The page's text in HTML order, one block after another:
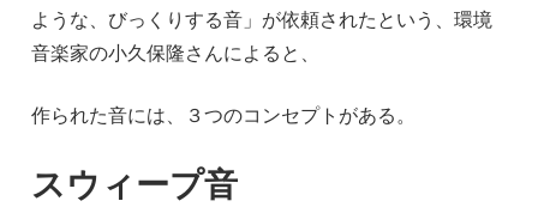
ような、びっくりする音」が依頼されたという、環境
音楽家の小久保隆さんによると、
作られた音には、３つのコンセプトがある。
スウィープ音